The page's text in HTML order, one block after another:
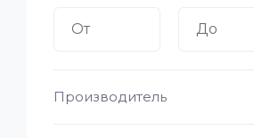
Производитель